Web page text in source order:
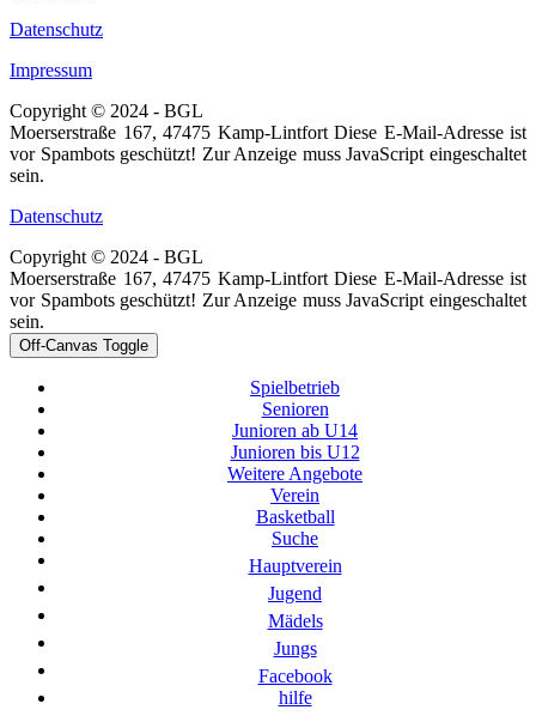
Datenschutz
Impressum
Copyright © 2024 - BGL
Moerserstraße 167, 47475 Kamp-Lintfort Diese E-Mail-Adresse ist
vor Spambots geschützt! Zur Anzeige muss JavaScript eingeschaltet
sein.
Datenschutz
Copyright © 2024 - BGL
Moerserstraße 167, 47475 Kamp-Lintfort Diese E-Mail-Adresse ist
vor Spambots geschützt! Zur Anzeige muss JavaScript eingeschaltet
sein.
Off-Canvas Toggle
Spielbetrieb
Senioren
Junioren ab U14
Junioren bis U12
Weitere Angebote
Verein
Basketball
Suche
Hauptverein
Jugend
Mädels
Jungs
Facebook
hilfe